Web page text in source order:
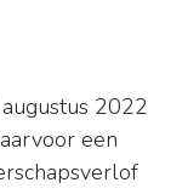
2022
een